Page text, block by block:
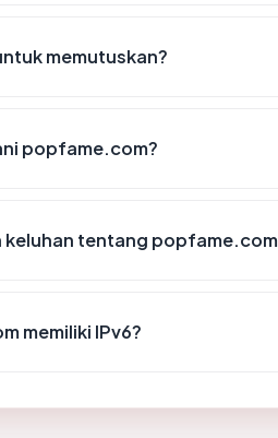
memutuskan?
popfame.com?
keluhan tentang
memiliki IPv6?